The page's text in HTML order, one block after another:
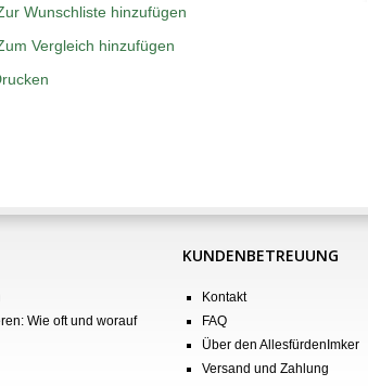
Wunschliste hinzufügen
Vergleich hinzufügen
Wie oft und worauf
KUNDENBETREUUNG
Kontakt
FAQ
Über den AllesfürdenImker
Versand und Zahlung